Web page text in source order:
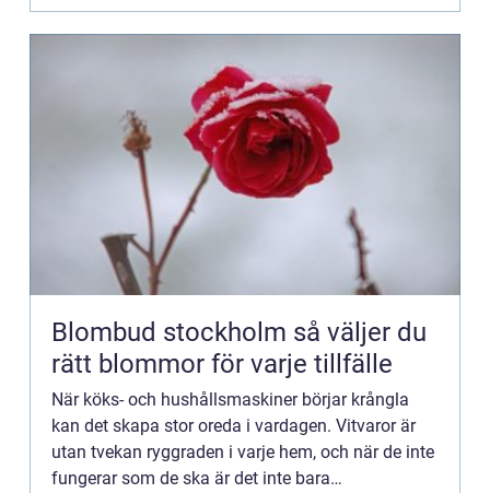
Blombud stockholm så väljer du
rätt blommor för varje tillfälle
När köks- och hushållsmaskiner börjar krångla
kan det skapa stor oreda i vardagen. Vitvaror är
utan tvekan ryggraden i varje hem, och när de inte
fungerar som de ska är det inte bara